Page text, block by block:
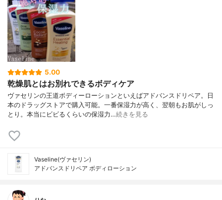
5.00
乾燥肌とはお別れできるボディケア
ヴァセリンの王道ボディーローションといえばアドバンスドリペア。日
本のドラッグストアで購入可能。一番保湿力が高く、翌朝もお肌がしっ
とり。本当にビビるくらいの保湿力…続きを見る
Vaseline(ヴァセリン)
アドバンスドリペア ボディローション